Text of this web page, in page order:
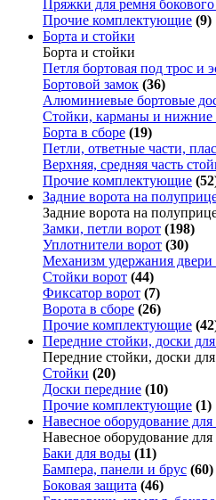
Пряжки для ремня бокового
Прочие комплектующие (9)
Борта и стойки
Борта и стойки
Петля бортовая под трос и
Бортовой замок (36)
Алюминиевые бортовые
Стойки, карманы и нижние
Борта в сборе (19)
Петли, ответные части,
Верхняя, средняя часть
Прочие комплектующие
Задние ворота на
Задние ворота на
Замки, петли ворот (198)
Уплотнители ворот (30)
Механизм удержания
Стойки ворот (44)
Фиксатор ворот (7)
Ворота в сборе (26)
Прочие комплектующие
Передние стойки, доски
Передние стойки, доски
Стойки (20)
Доски передние (10)
Прочие комплектующие (1)
Навесное оборудование
Навесное оборудование
Баки для воды (11)
Бампера, панели и брус (60)
Боковая защита (46)